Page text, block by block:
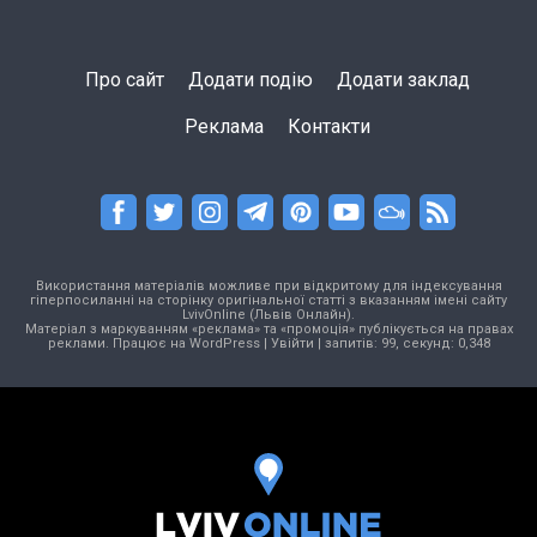
Про сайт Додати подію Додати заклад
Реклама Контакти
Використання матеріалів можливе при відкритому для індексування
гіперпосиланні на сторінку оригінальної статті з вказанням імені сайту
LvivOnline (Львів Онлайн).
Матеріал з маркуванням «реклама» та «промоція» публікується на правах
реклами. Працює на WordPress| Увійти | запитів: 99, секунд: 0,348